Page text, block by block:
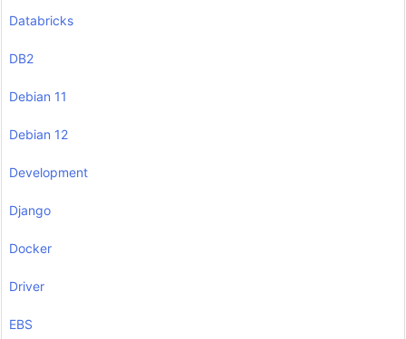
Databricks
DB2
Debian 11
Debian 12
Development
Django
Docker
Driver
EBS